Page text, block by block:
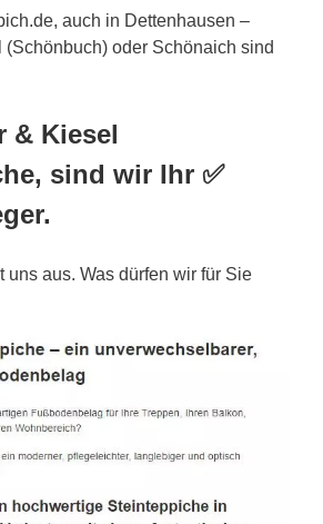
auch in Dettenhausen –
(Schönbuch) oder Schönaich sind
& Kiesel
sind wir Ihr ✅
uns aus. Was dürfen wir für Sie